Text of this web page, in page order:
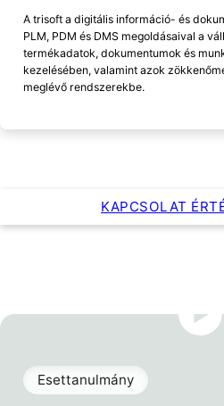
A trisoft a digitális információ- és
PLM, PDM és DMS megoldásaival a
termékadatok, dokumentumok és
kezelésében, valamint azok
meglévő rendszerekbe.
KAPCSOLAT
Esettanulmány